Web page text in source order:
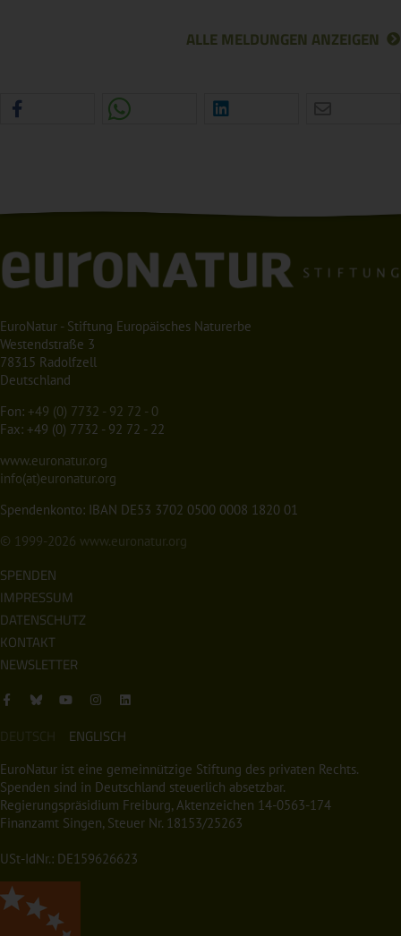
ALLE MELDUNGEN ANZEIGEN
EuroNatur - Stiftung Europäisches Naturerbe
Westendstraße 3
78315 Radolfzell
Deutschland
Fon: +49 (0) 7732 - 92 72 - 0
Fax: +49 (0) 7732 - 92 72 - 22
www.euronatur.org
info(at)euronatur.org
Spendenkonto: IBAN DE53 3702 0500 0008 1820 01
© 1999-2026 www.euronatur.org
SPENDEN
IMPRESSUM
DATENSCHUTZ
KONTAKT
NEWSLETTER
DEUTSCH ENGLISCH
EuroNatur ist eine gemeinnützige Stiftung des privaten Rechts.
Spenden sind in Deutschland steuerlich absetzbar.
Regierungspräsidium Freiburg, Aktenzeichen 14-0563-174
Finanzamt Singen, Steuer Nr. 18153/25263
USt-IdNr.: DE159626623